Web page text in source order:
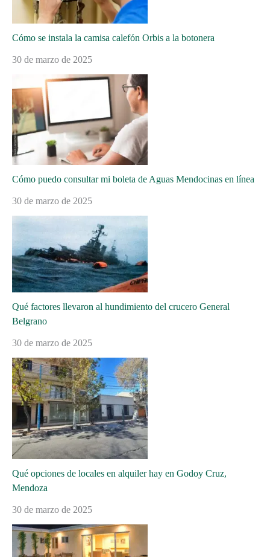
Cómo se instala la camisa calefón Orbis a la botonera
30 de marzo de 2025
Cómo puedo consultar mi boleta de Aguas Mendocinas en línea
30 de marzo de 2025
Qué factores llevaron al hundimiento del crucero General
Belgrano
30 de marzo de 2025
Qué opciones de locales en alquiler hay en Godoy Cruz,
Mendoza
30 de marzo de 2025